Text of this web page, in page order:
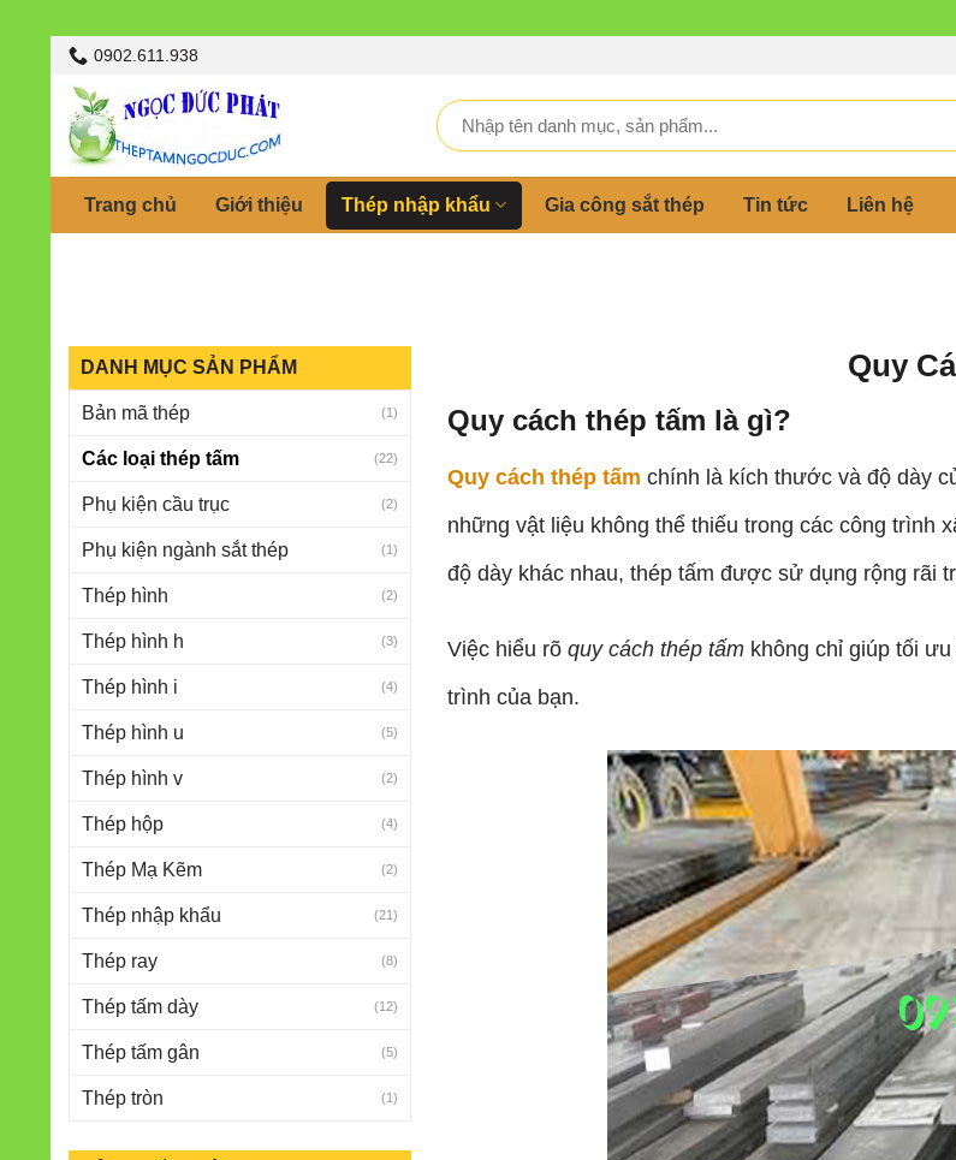
Skip
content
0902.611.938
Tìm
kiếm:
Trang chủ Giới thiệu Thép nhập khẩu Gia công sắt thép Tin tức Liên hệ
DANH MỤC SẢN PHẨM
Bản mã thép (1)
Các loại thép tấm (22)
Phụ kiện cầu trục (2)
Phụ kiện ngành sắt thép (1)
Thép hình (2)
Thép hình h (3)
Thép hình i (4)
Thép hình u (5)
Thép hình v (2)
Thép hộp (4)
Thép Mạ Kẽm (2)
Thép nhập khẩu (21)
Thép ray (8)
Thép tấm dày (12)
Thép tấm gân (5)
Thép tròn (1)
Quy
Quy cách thép tấm là gì?
Quy cách thép tấm chính là kích thước và độ dày
những vật liệu không thể thiếu trong các công trình
độ dày khác nhau, thép tấm được sử dụng rộng rãi
Việc hiểu rõ quy cách thép tấm không chỉ giúp tối
trình của bạn.